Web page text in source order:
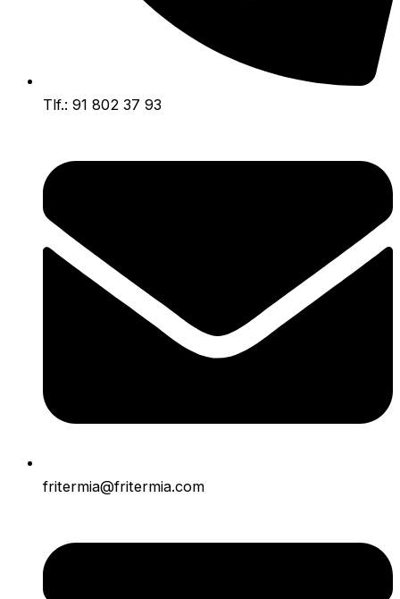
Tlf.: 91 802 37 93
fritermia@fritermia.com